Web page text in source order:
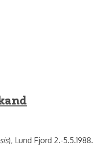
), Lund Fjord 2.-5.5.1988.